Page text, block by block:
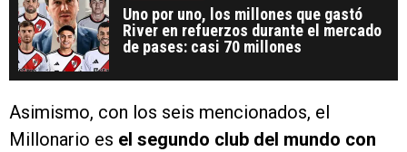
Uno por uno, los millones que gastó
River en refuerzos durante el mercado
de pases: casi 70 millones
Asimismo, con los seis mencionados, el
Millonario es el segundo club del mundo con